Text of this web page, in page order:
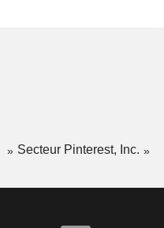
Secteur Pinterest, Inc.